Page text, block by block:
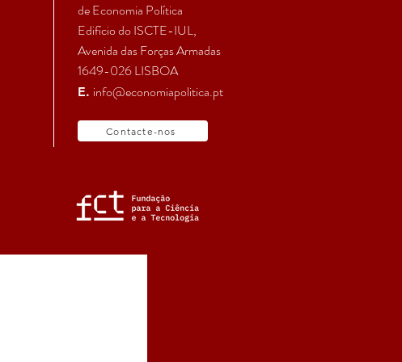
de Economia Política
Edifício do ISCTE-IUL,
Avenida das Forças Armadas
1649-026 LISBOA
E. info@economiapolitica.pt
Contacte-nos